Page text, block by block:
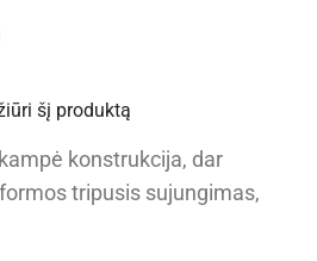
šį produktą
konstrukcija, dar
tripusis sujungimas,